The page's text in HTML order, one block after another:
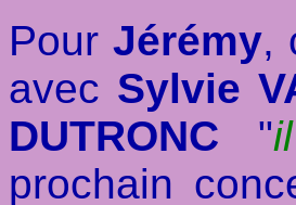
Pour Jérémy,
avec Sylvie
DUTRONC "
prochain